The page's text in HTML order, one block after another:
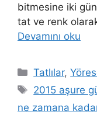
bitmesine iki
tat ve renk
Devamını oku
Kategoriler
Tatlılar,
Etiketler
2015 aşure
ne zamana